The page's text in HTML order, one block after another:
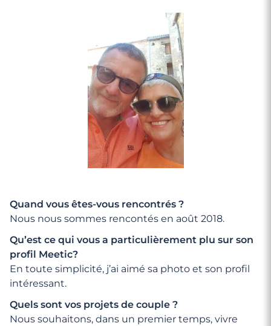
Quand vous êtes-vous rencontrés ?
Nous nous sommes rencontés en août 2018.
Qu’est ce qui vous a particulièrement plu sur son
profil Meetic?
En toute simplicité, j’ai aimé sa photo et son profil
intéressant.
Quels sont vos projets de couple ?
Nous souhaitons, dans un premier temps, vivre